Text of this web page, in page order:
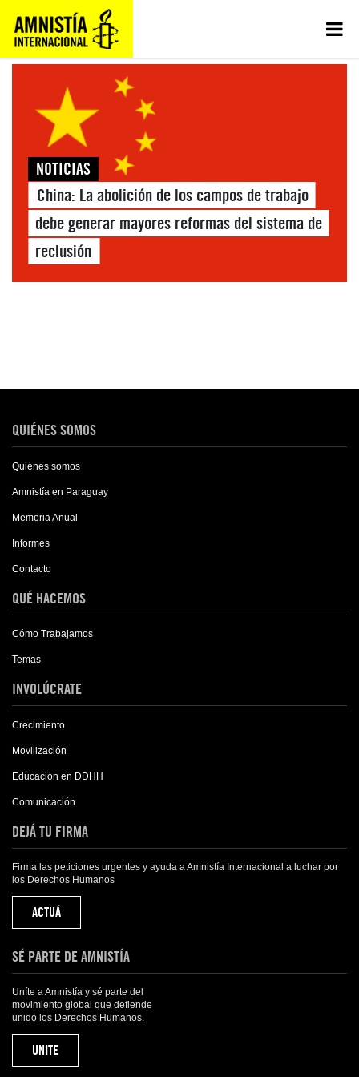
NOTICIAS
China: La abolición de los campos de trabajo
debe generar mayores reformas del sistema de
reclusión
QUIÉNES SOMOS
Quiénes somos
Amnistía en Paraguay
Memoria Anual
Informes
Contacto
QUÉ HACEMOS
Cómo Trabajamos
Temas
INVOLÚCRATE
Crecimiento
Movilización
Educación en DDHH
Comunicación
DEJÁ TU FIRMA
Firma las peticiones urgentes y ayuda a Amnistía Internacional a luchar por
los Derechos Humanos
ACTUÁ
SÉ PARTE DE AMNISTÍA
Uníte a Amnistía y sé parte del
movimiento global que defiende
unido los Derechos Humanos.
UNITE